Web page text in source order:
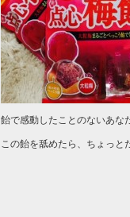
飴で感動したことのないあな
この飴を舐めたら、ちょっと